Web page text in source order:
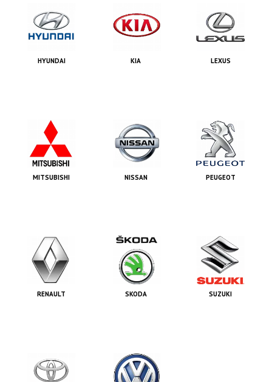
HYUNDAI KIA LEXUS
MITSUBISHI NISSAN PEUGEOT
RENAULT SKODA SUZUKI